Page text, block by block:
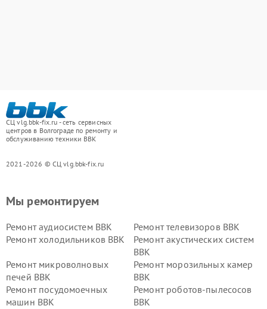
СЦ vlg.bbk-fix.ru - сеть сервисных
центров в Волгограде по ремонту и
обслуживанию техники BBK
2021-2026 © СЦ vlg.bbk-fix.ru
Мы ремонтируем
Ремонт аудиосистем BBK
Ремонт телевизоров BBK
Ремонт холодильников BBK
Ремонт акустических систем
BBK
Ремонт микроволновых
печей BBK
Ремонт морозильных камер
BBK
Ремонт посудомоечных
машин BBK
Ремонт роботов-пылесосов
BBK